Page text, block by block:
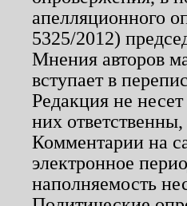
апелляционного
5325/2012)
Мнения авторов
вступает в
Редакция не
них
Комментарии на
электронное
наполняемость